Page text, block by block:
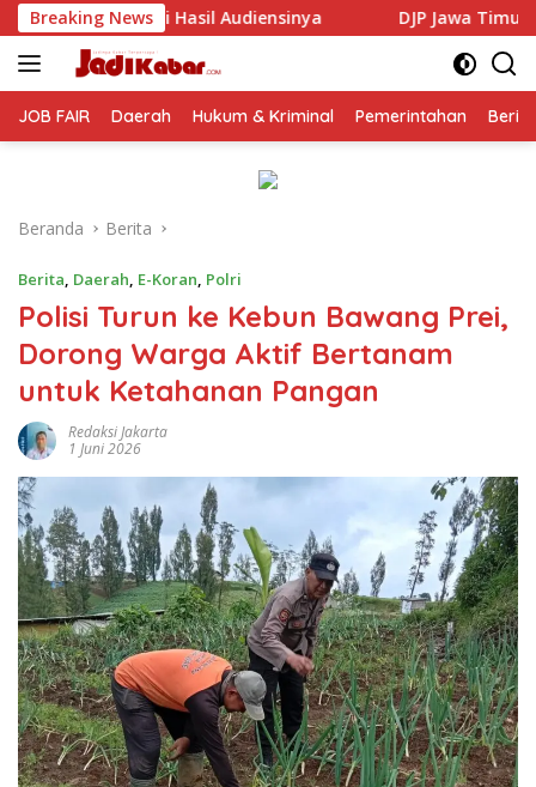
Langsung
ke
konten
Breaking News DJP Jawa Timur Gandeng GP Ansor
JOB FAIR Daerah Hukum & Kriminal Pemerintahan
Beranda Berita
Berita, Daerah, E-Koran, Polri
Polisi Turun ke Kebun Bawang Prei,
Dorong Warga Aktif Bertanam
untuk Ketahanan Pangan
Redaksi Jakarta
1 Juni 2026